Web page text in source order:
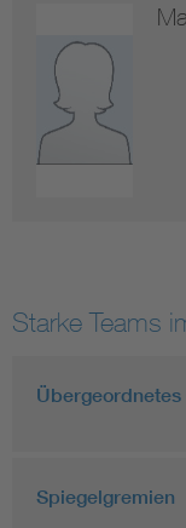
Starke Teams
Übergeordnetes
Spiegelgremien